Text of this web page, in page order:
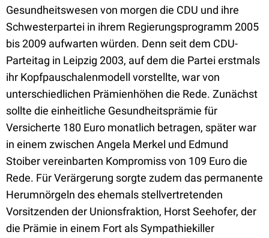
Gesundheitswesen von morgen die CDU und ihre
Schwesterpartei in ihrem Regierungsprogramm 2005
bis 2009 aufwarten würden. Denn seit dem CDU-
Parteitag in Leipzig 2003, auf dem die Partei erstmals
ihr Kopfpauschalenmodell vorstellte, war von
unterschiedlichen Prämienhöhen die Rede. Zunächst
sollte die einheitliche Gesundheitsprämie für
Versicherte 180 Euro monatlich betragen, später war
in einem zwischen Angela Merkel und Edmund
Stoiber vereinbarten Kompromiss von 109 Euro die
Rede. Für Verärgerung sorgte zudem das permanente
Herumnörgeln des ehemals stellvertretenden
Vorsitzenden der Unionsfraktion, Horst Seehofer, der
die Prämie in einem Fort als Sympathiekiller